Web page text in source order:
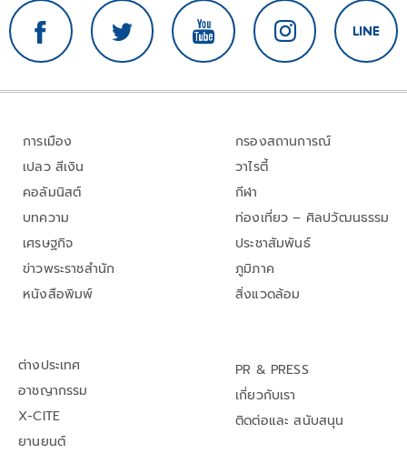
การเมือง
เปลว สีเงิน
คอลัมนิสต์
บทความ
เศรษฐกิจ
ข่าวพระราชสำนัก
หนังสือพิมพ์
กรองสถานการณ์
วาไรตี้
กีฬา
ท่องเที่ยว – ศิลปวัฒนธรรม
ประชาสัมพันธ์
ภูมิภาค
สิ่งแวดล้อม
ต่างประเทศ
อาชญากรรม
X-CITE
ยานยนต์
PR & PRESS
เกี่ยวกับเรา
ติดต่อและ สนับสนุน